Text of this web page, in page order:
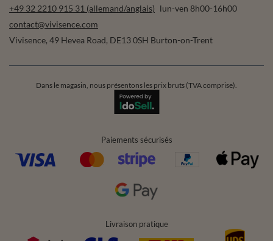
+49 32 2210 915 31 (allemand/anglais) lun-ven 8h00-16h00
contact@vivisence.com
Vivisence, 49 Hevea Road, DE13 0SH Burton-on-Trent
Dans le magasin, nous présentons les prix bruts (TVA comprise).
Paiements sécurisés
Livraison pratique